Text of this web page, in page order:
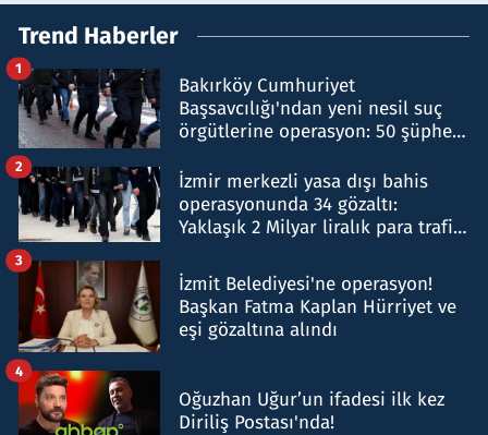
Trend Haberler
Bakırköy Cumhuriyet
Başsavcılığı'ndan yeni nesil suç
örgütlerine operasyon: 50 şüpheli
1
İzmir merkezli yasa dışı bahis
operasyonunda 34 gözaltı:
Yaklaşık 2 Milyar liralık para trafiği
2
İzmit Belediyesi'ne operasyon!
Başkan Fatma Kaplan Hürriyet ve
eşi gözaltına alındı
3
Oğuzhan Uğur’un ifadesi ilk kez
Diriliş Postası'nda!
4